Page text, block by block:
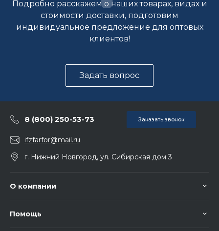
Подробно расскажем о наших товарах, видах и
стоимости доставки, подготовим
индивидуальное предложение для оптовых
клиентов!
Задать вопрос
8 (800) 250-53-73 Заказать звонок
ifzfarfor@mail.ru
г. Нижний Новгород, ул. Сибирская дом 3
О компании
Помощь